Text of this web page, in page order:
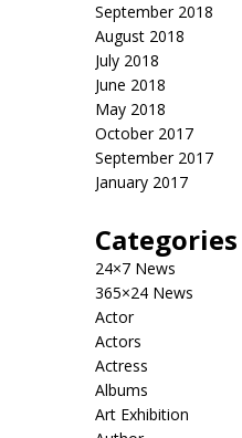
September 2018
August 2018
July 2018
June 2018
May 2018
October 2017
September 2017
January 2017
Categories
24×7 News
365×24 News
Actor
Actors
Actress
Albums
Art Exhibition